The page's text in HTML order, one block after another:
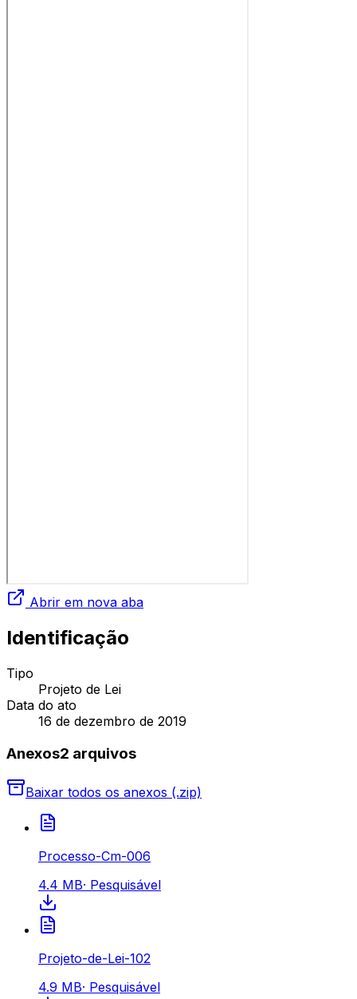
Abrir em nova aba
Identificação
Tipo
Projeto de Lei
Data do ato
16 de dezembro de 2019
Anexos2 arquivos
Baixar todos os anexos (.zip)
Processo-Cm-006
4.4 MB· Pesquisável
Projeto-de-Lei-102
4.9 MB· Pesquisável